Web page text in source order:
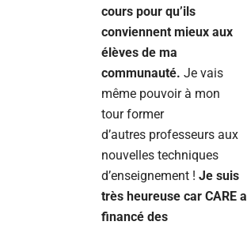
cours pour qu’ils
conviennent mieux aux
élèves de ma
communauté. Je vais
même pouvoir à mon
tour former
d’autres professeurs aux
nouvelles techniques
d’enseignement ! Je suis
très heureuse car CARE a
financé des